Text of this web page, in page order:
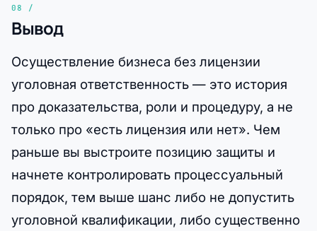
Вывод
Осуществление бизнеса без лицензии
уголовная ответственность — это история
про доказательства, роли и процедуру, а не
только про «есть лицензия или нет». Чем
раньше вы выстроите позицию защиты и
начнете контролировать процессуальный
порядок, тем выше шанс либо не допустить
уголовной квалификации, либо существенно